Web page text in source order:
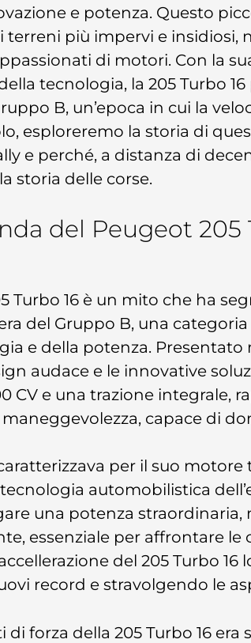
e potenza. Questo
terreni più impervi e insidiosi,
di motori. Con la
tecnologia, la 205 Turbo
B, un’epoca in cui la
esploreremo la storia di
e perché, a distanza di
storia delle corse.
del Peugeot
Turbo 16 è un mito che ha
del Gruppo B, una
e della potenza. Presentato
audace e le innovative
CV e una trazione integrale,
capace di
per il suo
automobilistica
una potenza
essenziale per affrontare le
del 205 Turbo 16
record e stravolgendo le
di forza della 205 Turbo 16